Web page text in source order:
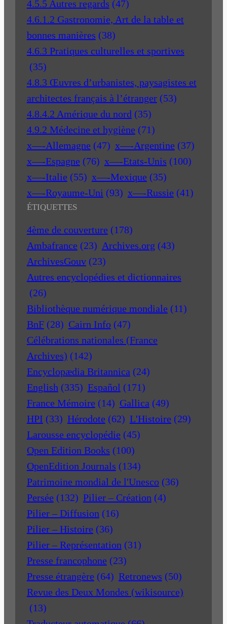
4.5.5 Autres regards (47)
4.6.1.2 Gastronomie, Art de la table et
bonnes manières (38)
4.6.3 Pratiques culturelles et sportives
(35)
4.8.3 Œuvres d’urbanistes, paysagistes et
architectes français à l’étranger (53)
4.8.4.2 Amérique du nord (35)
4.9.2 Médecine et hygiène (71)
x—-Allemagne (47) x—-Argentine (37)
x—-Espagne (76) x—-Etats-Unis (100)
x—-Italie (55) x—-Mexique (35)
x—-Royaume-Uni (93) x—-Russie (41)
ÉTIQUETTES
4ème de couverture (178)
Ambafrance (23) Archives.org (43)
ArchivesGouv (23)
Autres encyclopédies et dictionnaires
(26)
Bibliothèque numérique mondiale (11)
BnF (28) Cairn Info (47)
Célébrations nationales (France
Archives) (142)
Encyclopædia Britannica (24)
English (335) Español (171)
France Mémoire (14) Gallica (49)
HPI (33) Hérodote (62) L'Histoire (29)
Larousse encyclopédie (45)
Open Edition Books (100)
OpenEdition Journals (134)
Patrimoine mondial de l'Unesco (36)
Persée (132) Pilier – Création (4)
Pilier – Diffusion (16)
Pilier – Histoire (36)
Pilier – Représentation (31)
Presse francophone (23)
Presse étrangère (64) Retronews (50)
Revue des Deux Mondes (wikisource)
(13)